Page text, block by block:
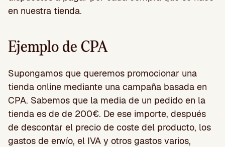
en nuestra tienda.
Ejemplo de CPA
Supongamos que queremos promocionar una
tienda online mediante una campaña basada en
CPA. Sabemos que la media de un pedido en la
tienda es de de 200€. De ese importe, después
de descontar el precio de coste del producto, los
gastos de envío, el IVA y otros gastos varios,